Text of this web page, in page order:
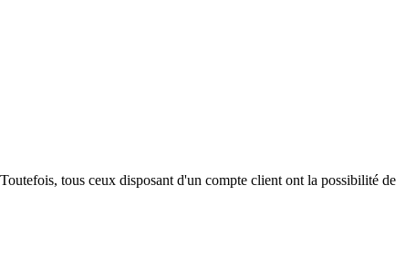
tous ceux disposant d'un compte client ont la possibilité de